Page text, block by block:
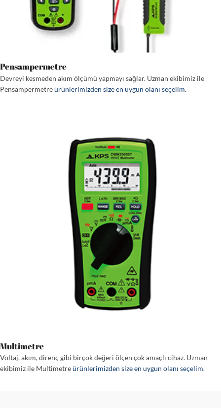
Pensampermetre
Devreyi kesmeden akım ölçümü yapmayı sağlar. Uzman ekibimiz ile
Pensampermetreürünlerimizden size en uygun olanı seçelim.
Multimetre
Voltaj, akım, direnç gibi birçok değeri ölçen çok amaçlı cihaz. Uzman
ekibimiz ile Multimetreürünlerimizden size en uygun olanı seçelim.